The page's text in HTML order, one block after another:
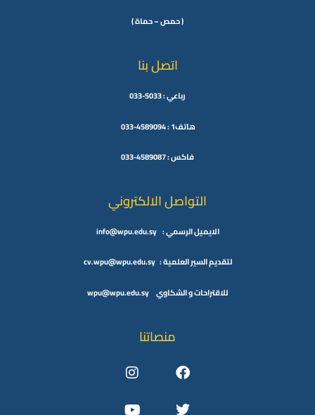
( حمص – حماة )
اتصل بنا
رباعي : 5033-033
هاتف1 : 4589094-033
فاكس : 4589087-033
التواصل الالكتروني
الايميل الرسمي : info@wpu.edu.sy
لتقديم السير العلمية : cv.wpu@wpu.edu.sy
للاقتراحات و الشكاوي wpu@wpu.edu.sy
منصاتنا
Facebook
Instagram Twitter
Youtube